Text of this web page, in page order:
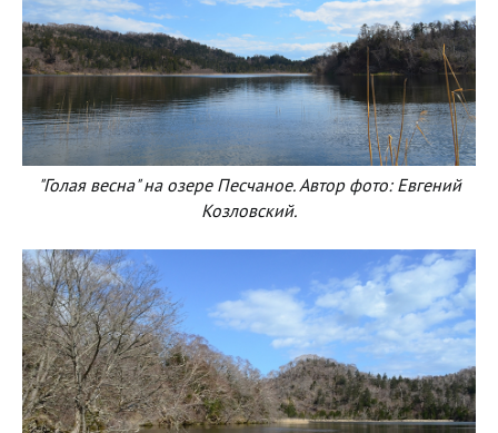
"Голая весна" на озере Песчаное. Автор фото: Евгений
Козловский.